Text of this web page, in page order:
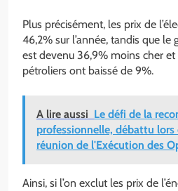
Plus précisément, les prix de
46,2% sur l’année, tandis que
est devenu 36,9% moins cher
pétroliers ont baissé de 9%.
A lire aussi Le défi de la
professionnelle, débattu
réunion de l'Exécution des
Ainsi, si l’on exclut les prix de